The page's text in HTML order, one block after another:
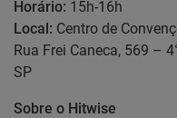
Horário: 15h-16h
Local: Centro de
Rua Frei Caneca, 569 –
SP
Sobre o Hitwise